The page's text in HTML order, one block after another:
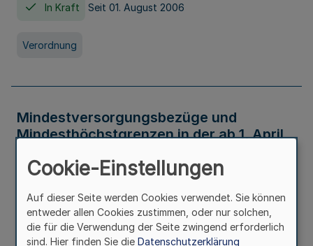
In Kraft Seit 01. August 2006
Verordnung
Mindestversorgungsbezüge und
Mindesthöchstgrenzen in der ab 1. April
Verwaltungsvorschrift
Cookie-Einstellungen
Auf dieser Seite werden Cookies verwendet. Sie können
entweder allen Cookies zustimmen, oder nur solchen,
die für die Verwendung der Seite zwingend erforderlich
sind. Hier finden Sie die Datenschutzerklärung